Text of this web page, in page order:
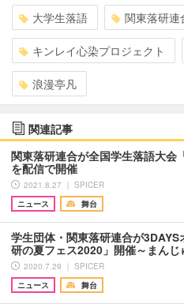
大学生落語 関東落研連
キンレイ心染プロジェクト
浪漫亭凡
関連記事
関東落研連合が全国学生落語大会
を配信で開催
2021.8.27 ｜ SPICER
ニュース
舞台
学生団体・関東落研連合が
研の夏フェス2020」開催～まん
2020.7.29 ｜ SPICER
ニュース
舞台